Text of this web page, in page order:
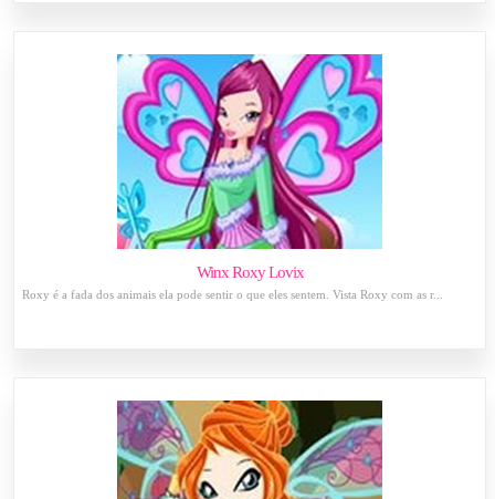
Winx Roxy Lovix
Roxy é a fada dos animais ela pode sentir o que eles sentem. Vista Roxy com as r...